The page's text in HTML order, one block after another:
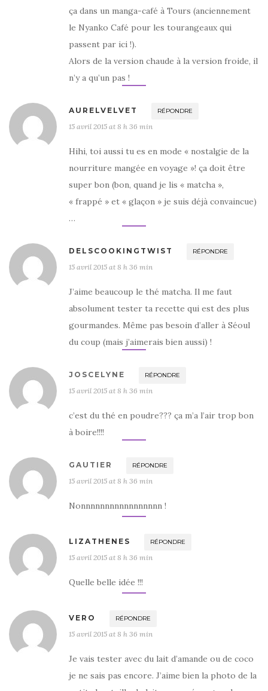
ça dans un manga-café à Tours (anciennement
le Nyanko Café pour les tourangeaux qui
passent par ici !).
Alors de la version chaude à la version froide, il
n’y a qu’un pas !
AURELVELVET RÉPONDRE
15 avril 2015 at 8 h 36 min
Hihi, toi aussi tu es en mode « nostalgie de la
nourriture mangée en voyage »! ça doit être
super bon (bon, quand je lis « matcha »,
« frappé » et « glaçon » je suis déjà convaincue)
…
DELSCOOKINGTWIST RÉPONDRE
15 avril 2015 at 8 h 36 min
J’aime beaucoup le thé matcha. Il me faut
absolument tester ta recette qui est des plus
gourmandes. Même pas besoin d’aller à Séoul
du coup (mais j’aimerais bien aussi) !
JOSCELYNE RÉPONDRE
15 avril 2015 at 8 h 36 min
c’est du thé en poudre??? ça m’a l’air trop bon
à boire!!!!
GAUTIER RÉPONDRE
15 avril 2015 at 8 h 36 min
Nonnnnnnnnnnnnnnnnn !
LIZATHENES RÉPONDRE
15 avril 2015 at 8 h 36 min
Quelle belle idée !!!
VERO RÉPONDRE
15 avril 2015 at 8 h 36 min
Je vais tester avec du lait d’amande ou de coco
je ne sais pas encore. J’aime bien la photo de la